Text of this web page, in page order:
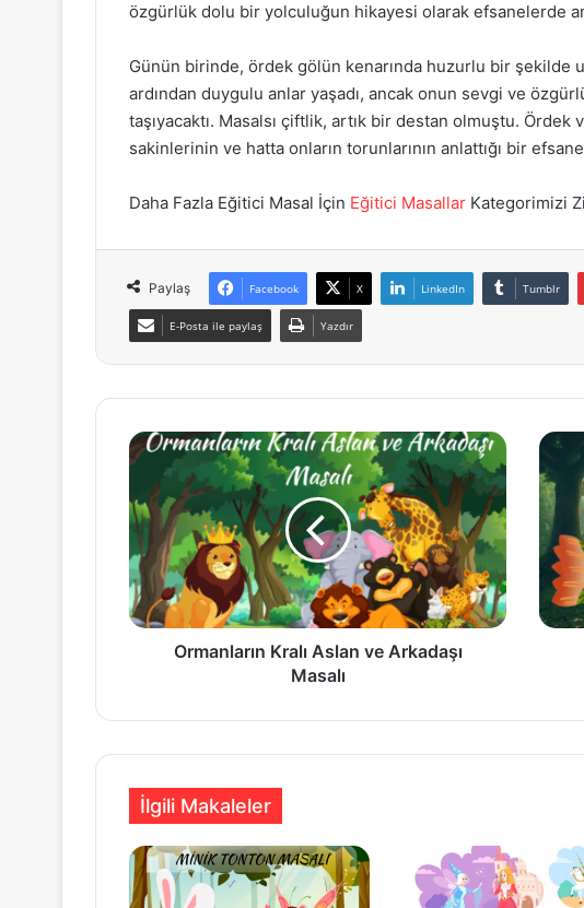
özgürlük dolu bir yolculuğun hikayesi olarak efsanelerde
Günün birinde, ördek gölün kenarında huzurlu bir şekilde
ardından duygulu anlar yaşadı, ancak onun sevgi ve
taşıyacaktı. Masalsı çiftlik, artık bir destan olmuştu.
sakinlerinin ve hatta onların torunlarının anlattığı bir
Daha Fazla Eğitici Masal İçin Eğitici Masallar Kategorimizi
Paylaş Facebook X LinkedIn Tumblr
E-Posta ile paylaş Yazdır
Ormanların
Kralı
Aslan
ve
Arkadaşı
Masalı
Ormanların Kralı Aslan ve Arkadaşı
Masalı
Savaşı
Masalı
İlgili Makaleler